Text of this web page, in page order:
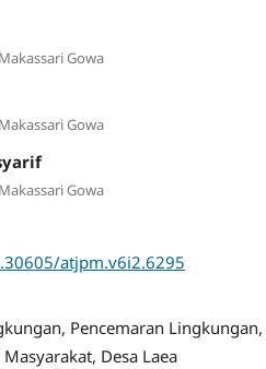
Gowa
Gowa
Gowa
atjpm.v6i2.6295
Pencemaran
Desa Laea